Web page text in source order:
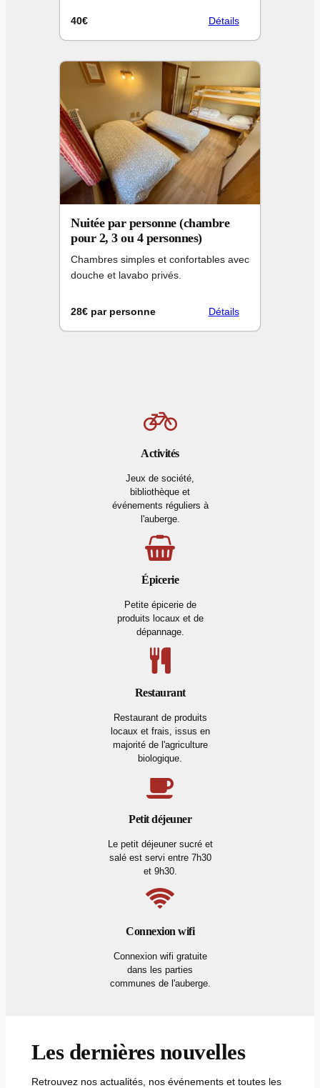
40€ Détails
Nuitée par personne (chambre
pour 2, 3 ou 4 personnes)
Chambres simples et confortables avec
douche et lavabo privés.
28€ par personne Détails
Activités
Jeux de société,
bibliothèque et
événements réguliers à
l'auberge.
Épicerie
Petite épicerie de
produits locaux et de
dépannage.
Restaurant
Restaurant de produits
locaux et frais, issus en
majorité de l'agriculture
biologique.
Petit déjeuner
Le petit déjeuner sucré et
salé est servi entre 7h30
et 9h30.
Connexion wifi
Connexion wifi gratuite
dans les parties
communes de l'auberge.
Les dernières nouvelles
Retrouvez nos actualités, nos événements et toutes les